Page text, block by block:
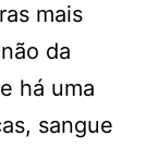
mais
da
há uma
sangue